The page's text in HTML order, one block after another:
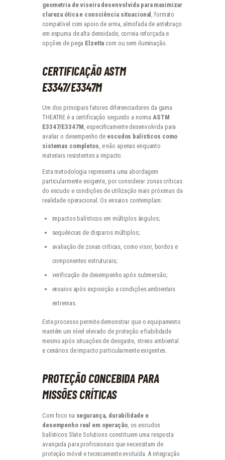
geometria de viseira desenvolvida para maximizar
clareza ótica e consciência situacional , formato
compatível com apoio de arma, almofada de antebraço
em espuma de alta densidade, correia reforçada e
opções de pega Elzetta com ou sem iluminação.
CERTIFICAÇÃO ASTM
E3347/E3347M
Um dos principais fatores diferenciadores da gama
THEATRE é a certificação segundo a normaASTM
E3347/E3347M, especificamente desenvolvida para
avaliar o desempenho de escudos balísticos como
sistemas completos, e não apenas enquanto
materiais resistentes a impacto.
Esta metodologia representa uma abordagem
particularmente exigente, por considerar zonas críticas
do escudo e condições de utilização mais próximas da
realidade operacional. Os ensaios contemplam:
impactos balísticos em múltiplos ângulos;
sequências de disparos múltiplos;
avaliação de zonas críticas, como visor, bordos e
componentes estruturais;
verificação de desempenho após submersão;
ensaios após exposição a condições ambientais
extremas.
Este processo permite demonstrar que o equipamento
mantém um nível elevado de proteção e fiabilidade
mesmo após situações de desgaste, stress ambiental
e cenários de impacto particularmente exigentes.
PROTEÇÃO CONCEBIDA PARA
MISSÕES CRÍTICAS
Com foco na segurança, durabilidade e
desempenho real em operação, os escudos
balísticos Slate Solutions constituem uma resposta
avançada para profissionais que necessitam de
proteção móvel e tecnicamente evoluída. A integração